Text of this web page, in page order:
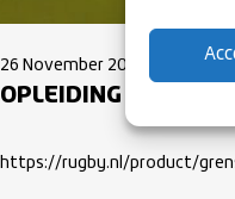
26 November 2021
OPLEIDING
https://rugby.nl/product/